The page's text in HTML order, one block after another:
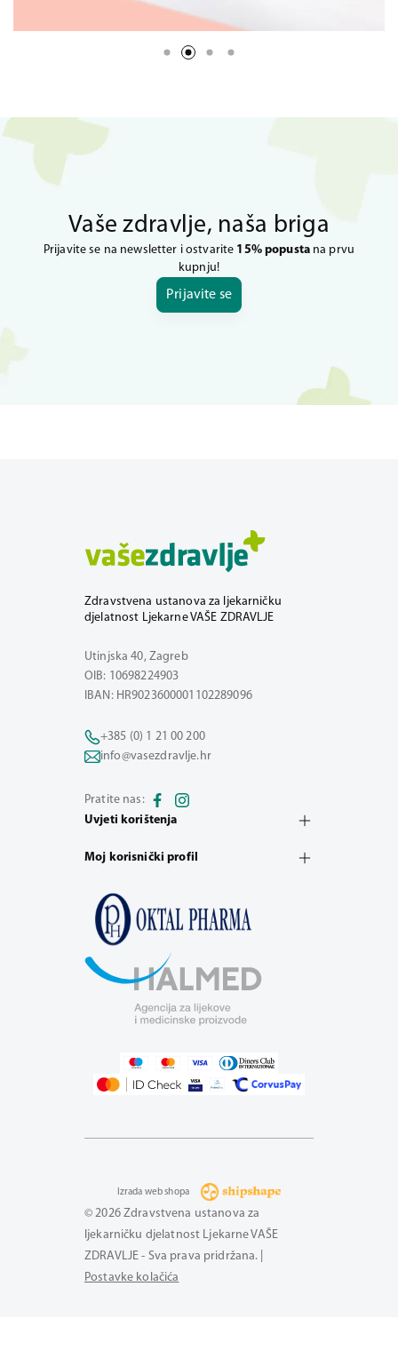
Vaše zdravlje, naša briga
Prijavite se na newsletter i ostvarite 15% popustana prvu
kupnju!
Prijavite se
Zdravstvena ustanova za ljekarničku
djelatnost Ljekarne VAŠE ZDRAVLJE
Utinjska 40, Zagreb
OIB: 10698224903
IBAN: HR9023600001102289096
+385 (0) 1 21 00 200
info@vasezdravlje.hr
Pratite nas:
Uvjeti korištenja
Moj korisnički profil
© 2026 Zdravstvena ustanova za
ljekarničku djelatnost Ljekarne VAŠE
ZDRAVLJE - Sva prava pridržana. |
Postavke kolačića
Izrada web shopa